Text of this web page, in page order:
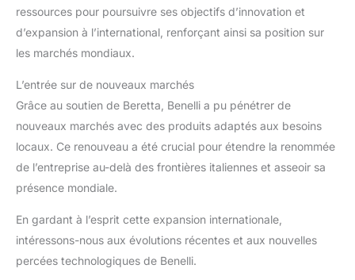
ressources pour poursuivre ses objectifs d’innovation et
d’expansion à l’international, renforçant ainsi sa position sur
les marchés mondiaux.
L’entrée sur de nouveaux marchés
Grâce au soutien de Beretta, Benelli a pu pénétrer de
nouveaux marchés avec des produits adaptés aux besoins
locaux. Ce renouveau a été crucial pour étendre la renommée
de l’entreprise au-delà des frontières italiennes et asseoir sa
présence mondiale.
En gardant à l’esprit cette expansion internationale,
intéressons-nous aux évolutions récentes et aux nouvelles
percées technologiques de Benelli.